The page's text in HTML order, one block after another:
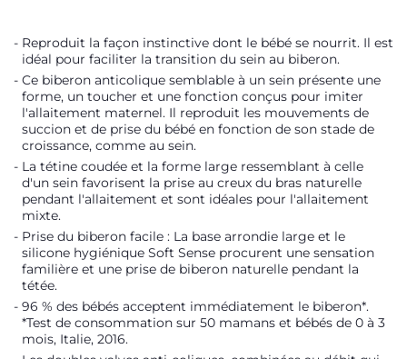
Reproduit la façon instinctive dont le bébé se nourrit. Il est
idéal pour faciliter la transition du sein au biberon.
Ce biberon anticolique semblable à un sein présente une
forme, un toucher et une fonction conçus pour imiter
l'allaitement maternel. Il reproduit les mouvements de
succion et de prise du bébé en fonction de son stade de
croissance, comme au sein.
La tétine coudée et la forme large ressemblant à celle
d'un sein favorisent la prise au creux du bras naturelle
pendant l'allaitement et sont idéales pour l'allaitement
mixte.
Prise du biberon facile : La base arrondie large et le
silicone hygiénique Soft Sense procurent une sensation
familière et une prise de biberon naturelle pendant la
tétée.
96 % des bébés acceptent immédiatement le biberon*.
*Test de consommation sur 50 mamans et bébés de 0 à 3
mois, Italie, 2016.